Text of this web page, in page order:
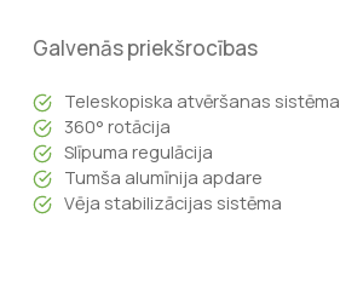
Galvenās priekšrocības
Teleskopiska atvēršanas sistēma
360° rotācija
Slīpuma regulācija
Tumša alumīnija apdare
Vēja stabilizācijas sistēma